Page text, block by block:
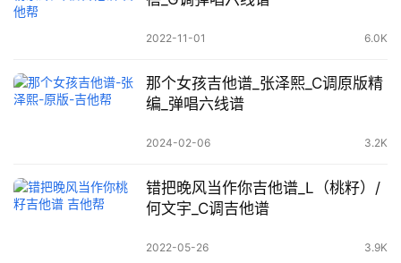
2022-11-01 6.0K
那个女孩吉他谱_张泽熙_C调原版精
编_弹唱六线谱
2024-02-06 3.2K
错把晚风当作你吉他谱_L（桃籽）/
何文宇_C调吉他谱
2022-05-26 3.9K